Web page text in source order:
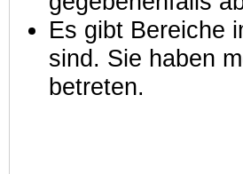
Es gibt Bereiche
sind. Sie haben
betreten.